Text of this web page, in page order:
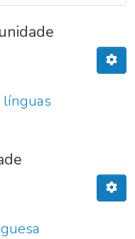
línguas